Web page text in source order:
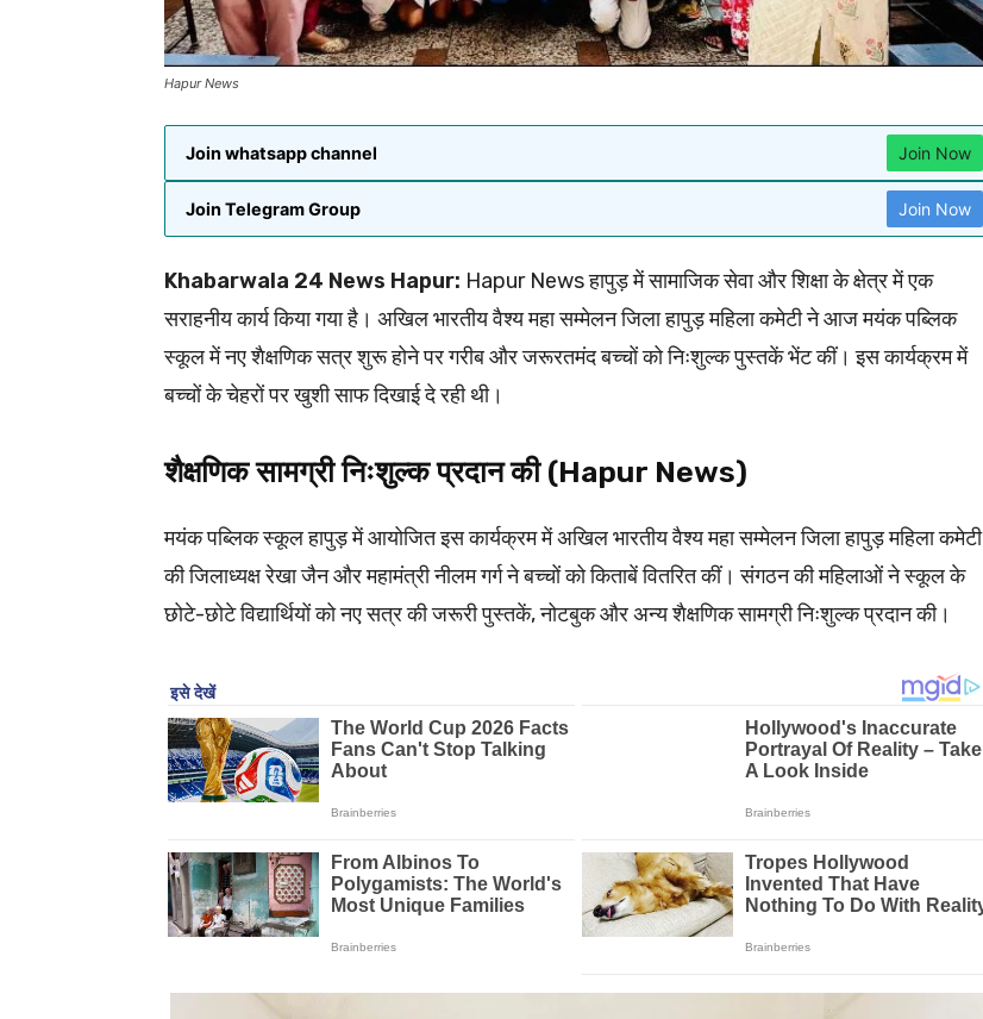
Hapur News
Join whatsapp channel Join Now
Join Telegram Group Join Now
Khabarwala 24 News Hapur: Hapur News हापुड़ में सामाजिक सेवा और शिक्षा के क्षेत्र में एक
सराहनीय कार्य किया गया है। अखिल भारतीय वैश्य महा सम्मेलन जिला हापुड़ महिला कमेटी ने आज मयंक पब्लिक
स्कूल में नए शैक्षणिक सत्र शुरू होने पर गरीब और जरूरतमंद बच्चों को निःशुल्क पुस्तकें भेंट कीं। इस कार्यक्रम में
बच्चों के चेहरों पर खुशी साफ दिखाई दे रही थी।
शैक्षणिक सामग्री निःशुल्क प्रदान की (Hapur News)
मयंक पब्लिक स्कूल हापुड़ में आयोजित इस कार्यक्रम में अखिल भारतीय वैश्य महा सम्मेलन जिला हापुड़ महिला कमेटी
की जिलाध्यक्ष रेखा जैन और महामंत्री नीलम गर्ग ने बच्चों को किताबें वितरित कीं। संगठन की महिलाओं ने स्कूल के
छोटे-छोटे विद्यार्थियों को नए सत्र की जरूरी पुस्तकें, नोटबुक और अन्य शैक्षणिक सामग्री निःशुल्क प्रदान की।